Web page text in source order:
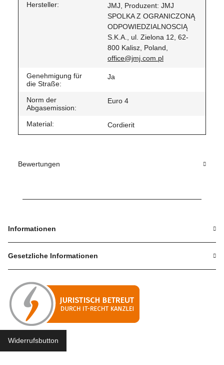
Hersteller:
JMJ, Produzent: JMJ
SPOLKA Z OGRANICZONĄ
ODPOWIEDZIALNOSCIĄ
S.K.A., ul. Zielona 12, 62-
800 Kalisz, Poland,
office@jmj.com.pl
Genehmigung für
die Straße:
Ja
Norm der
Abgasemission:
Euro 4
Material: Cordierit
Bewertungen
Informationen
Gesetzliche Informationen
Widerrufsbutton